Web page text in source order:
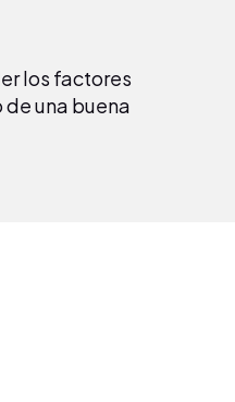
los factores
una buena